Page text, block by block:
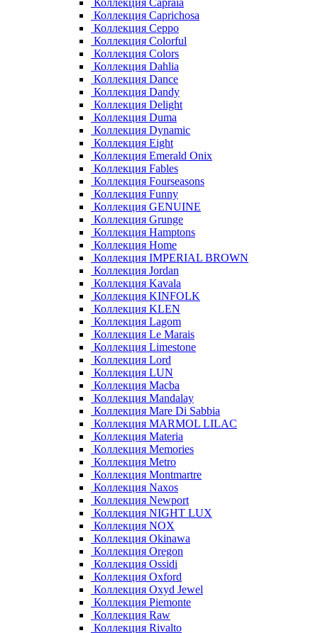
Коллекция Capraia
Коллекция Caprichosa
Коллекция Ceppo
Коллекция Colorful
Коллекция Colors
Коллекция Dahlia
Коллекция Dance
Коллекция Dandy
Коллекция Delight
Коллекция Duma
Коллекция Dynamic
Коллекция Eight
Коллекция Emerald Onix
Коллекция Fables
Коллекция Fourseasons
Коллекция Funny
Коллекция GENUINE
Коллекция Grunge
Коллекция Hamptons
Коллекция Home
Коллекция IMPERIAL BROWN
Коллекция Jordan
Коллекция Kavala
Коллекция KINFOLK
Коллекция KLEN
Коллекция Lagom
Коллекция Le Marais
Коллекция Limestone
Коллекция Lord
Коллекция LUN
Коллекция Macba
Коллекция Mandalay
Коллекция Mare Di Sabbia
Коллекция MARMOL LILAC
Коллекция Materia
Коллекция Memories
Коллекция Metro
Коллекция Montmartre
Коллекция Naxos
Коллекция Newport
Коллекция NIGHT LUX
Коллекция NOX
Коллекция Okinawa
Коллекция Oregon
Коллекция Ossidi
Коллекция Oxford
Коллекция Oxyd Jewel
Коллекция Piemonte
Коллекция Raw
Коллекция Rivalto